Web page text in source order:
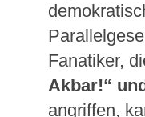
Fanatiker,
Akbar!“
angriffen,